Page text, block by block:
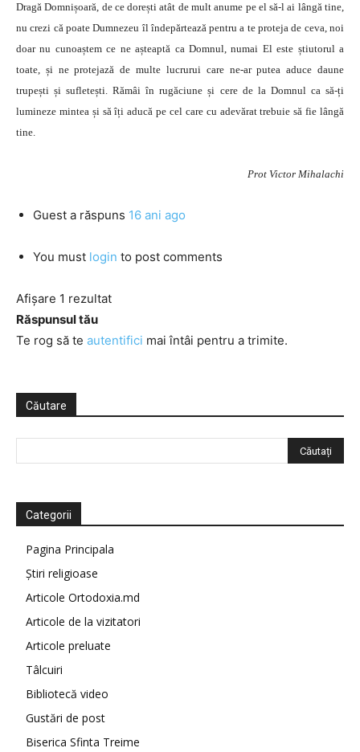
Dragă Domnișoară, de ce dorești atât de mult anume pe el să-l ai lângă tine,
nu crezi că poate Dumnezeu îl îndepărtează pentru a te proteja de ceva, noi
doar nu cunoaștem ce ne așteaptă ca Domnul, numai El este știutorul a
toate, și ne protejază de multe lucrurui care ne-ar putea aduce daune
trupești și sufletești. Rămâi în rugăciune și cere de la Domnul ca să-ți
lumineze mintea și să îți aducă pe cel care cu adevărat trebuie să fie lângă
tine.
Prot Victor Mihalachi
Guest a răspuns 16 ani ago
You must login to post comments
Afișare 1 rezultat
Răspunsul tău
Te rog să te autentifici mai întâi pentru a trimite.
Căutare
Categorii
Pagina Principala
Știri religioase
Articole Ortodoxia.md
Articole de la vizitatori
Articole preluate
Tâlcuiri
Bibliotecă video
Gustări de post
Biserica Sfinta Treime